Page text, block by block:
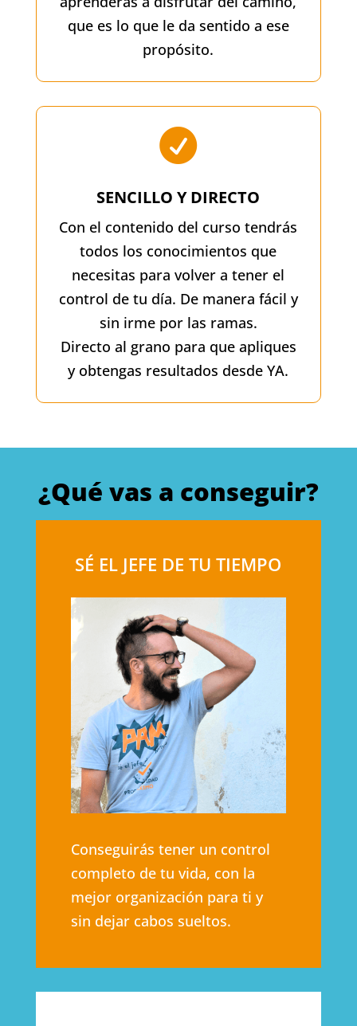
que es lo que le da sentido a ese
propósito.

SENCILLO Y DIRECTO
Con el contenido del curso tendrás
todos los conocimientos que
necesitas para volver a tener el
control de tu día. De manera fácil y
sin irme por las ramas.
Directo al grano para que apliques
y obtengas resultados desde YA.
¿Qué vas a conseguir?
SÉ EL JEFE DE TU TIEMPO
Conseguirás tener un control
completo de tu vida, con la
mejor organización para ti y
sin dejar cabos sueltos.